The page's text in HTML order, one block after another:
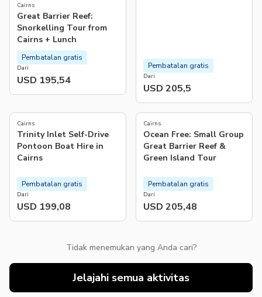
Cairns
Great Barrier Reef:
Snorkelling Tour from
Cairns + Lunch
Dari
USD 195,54
Pembatalan gratis
Dari
USD 205,5
Pembatalan gratis
Cairns
Trinity Inlet Self-Drive
Pontoon Boat Hire in
Cairns
Dari
USD 199,08
Pembatalan gratis
4.9(675)
Cairns
Ocean Free: Small Group
Great Barrier Reef &
Green Island Tour
Dari
USD 205,48
Pembatalan gratis
Tidak menemukan yang Anda cari?
Jelajahi semua aktivitas